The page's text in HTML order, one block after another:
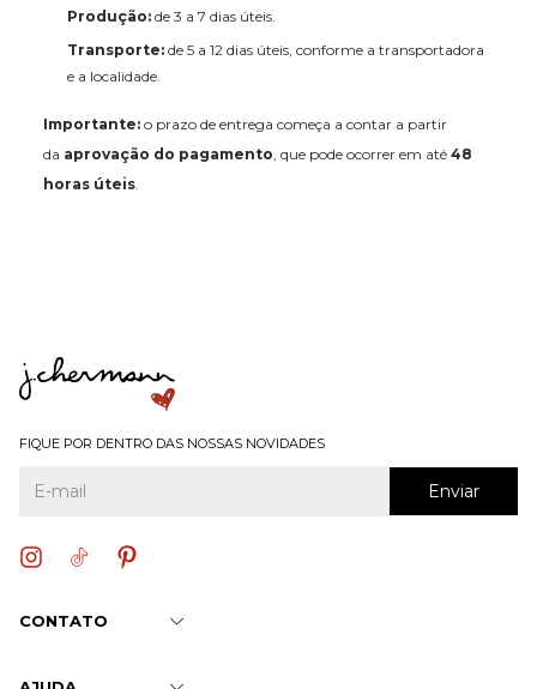
Produção: de 3 a 7 dias úteis.
Transporte: de 5 a 12 dias úteis, conforme a transportadora
e a localidade.
Importante: o prazo de entrega começa a contar a partir
da aprovação do pagamento, que pode ocorrer em até 48
horas úteis.
FIQUE POR DENTRO DAS NOSSAS NOVIDADES
CONTATO